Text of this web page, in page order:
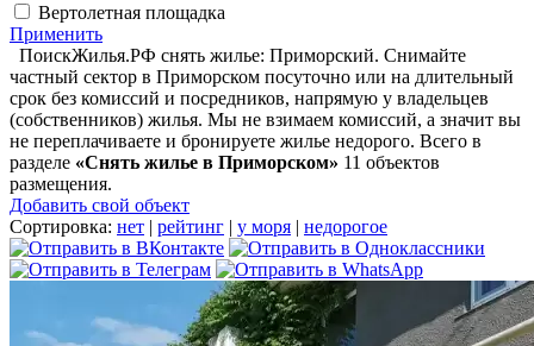
Вертолетная площадка
Применить
ПоискЖилья.РФ снять жилье: Приморский. Снимайте
частный сектор в Приморском посуточно или на длительный
срок без комиссий и посредников, напрямую у владельцев
(собственников) жилья. Мы не взимаем комиссий, а значит вы
не переплачиваете и бронируете жилье недорого. Всего в
разделе «Снять жилье в Приморском» 11 объектов
размещения.
Добавить свой объект
Сортировка: нет | рейтинг | у моря | недорогое